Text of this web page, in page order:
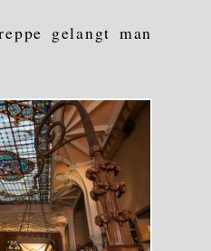
gelangt man